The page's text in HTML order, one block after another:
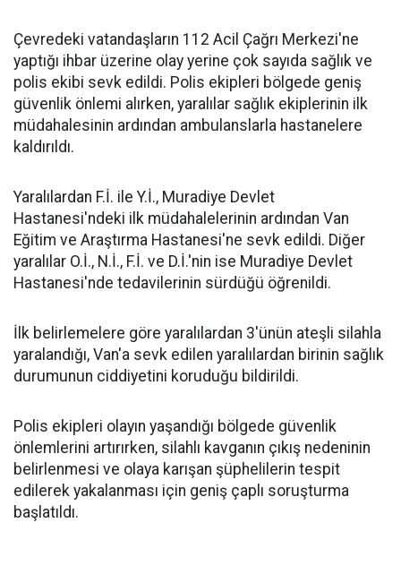
Çevredeki vatandaşların 112 Acil Çağrı Merkezi'ne
yaptığı ihbar üzerine olay yerine çok sayıda sağlık ve
polis ekibi sevk edildi. Polis ekipleri bölgede geniş
güvenlik önlemi alırken, yaralılar sağlık ekiplerinin ilk
müdahalesinin ardından ambulanslarla hastanelere
kaldırıldı.
Yaralılardan F.İ. ile Y.İ., Muradiye Devlet
Hastanesi'ndeki ilk müdahalelerinin ardından Van
Eğitim ve Araştırma Hastanesi'ne sevk edildi. Diğer
yaralılar O.İ., N.İ., F.İ. ve D.İ.'nin ise Muradiye Devlet
Hastanesi'nde tedavilerinin sürdüğü öğrenildi.
İlk belirlemelere göre yaralılardan 3'ünün ateşli silahla
yaralandığı, Van'a sevk edilen yaralılardan birinin sağlık
durumunun ciddiyetini koruduğu bildirildi.
Polis ekipleri olayın yaşandığı bölgede güvenlik
önlemlerini artırırken, silahlı kavganın çıkış nedeninin
belirlenmesi ve olaya karışan şüphelilerin tespit
edilerek yakalanması için geniş çaplı soruşturma
başlatıldı.